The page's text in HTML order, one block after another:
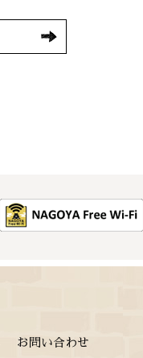
お問い合わせ